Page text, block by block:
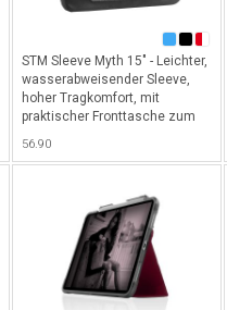
STM Sleeve Myth 15" - Leichter,
wasserabweisender Sleeve,
hoher Tragkomfort, mit
praktischer Fronttasche zum
Schlüssel, etc. mit schöner
MacBook/Notebook bis 15" -
Granite Black
56.90